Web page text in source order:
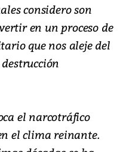
considero son
en un proceso de
que nos aleje del
el narcotráfico
el clima reinante.